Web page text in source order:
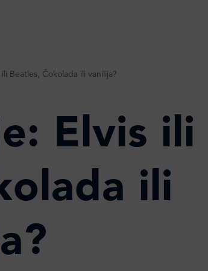
Beatles, Čokolada ili vanilija?
Elvis ili
ili